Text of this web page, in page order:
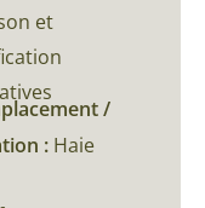
et
/
: Haie